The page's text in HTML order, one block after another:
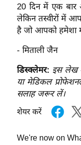
20 दिन में एक
लेकिन तस्वीरों में
है जो आपको हमेशा
- मिताली जैन
डिस्क्लेमर: इस लेख
या मेडिकल
सलाह जरूर लें।
शेयर करें
We're now on